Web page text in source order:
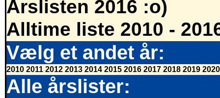
Årslisten 2016 :o)
Alltime liste 2010 -
Vælg et andet år:
2010 2011 2012 2013 2014 2015 2016 2017 2018 2019 2020
Alle årslister: